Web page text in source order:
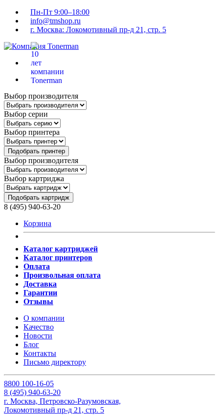
Пн-Пт 9:00–18:00
info@tmshop.ru
г. Москва: Локомотивный пр-д 21, стр. 5
Выбор производителя
Выбор серии
Выбор принтера
Подобрать принтер
Выбор производителя
Выбор картриджа
Подобрать картридж
8 (495) 940-63-20
Корзина
Каталог картриджей
Каталог принтеров
Оплата
Произвольная оплата
Доставка
Гарантии
Отзывы
О компании
Качество
Новости
Блог
Контакты
Письмо директору
8800 100-16-05
8 (495) 940-63-20
г. Москва, Петровско-Разумовская,
Локомотивный пр-д 21, стр. 5